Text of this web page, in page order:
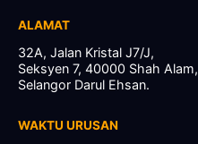
ALAMAT
32A, Jalan Kristal J7/J,
Seksyen 7, 40000 Shah Alam,
Selangor Darul Ehsan.
WAKTU URUSAN